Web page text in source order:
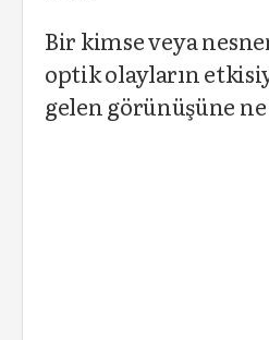
Bir kimse veya
optik olayların
gelen görünüşüne